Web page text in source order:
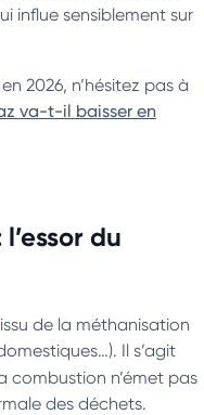
influe sensiblement sur
2026, n’hésitez pas à
va-t-il baisser en
du
de la méthanisation
Il s’agit
combustion n’émet pas
des déchets.